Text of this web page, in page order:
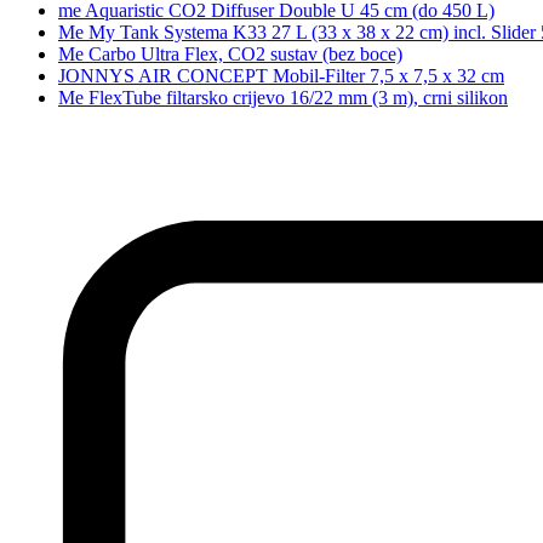
me Aquaristic CO2 Diffuser Double U 45 cm (do 450 L)
Me My Tank Systema K33 27 L (33 x 38 x 22 cm) incl. Slider
Me Carbo Ultra Flex, CO2 sustav (bez boce)
JONNYS AIR CONCEPT Mobil-Filter 7,5 x 7,5 x 32 cm
Me FlexTube filtarsko crijevo 16/22 mm (3 m), crni silikon